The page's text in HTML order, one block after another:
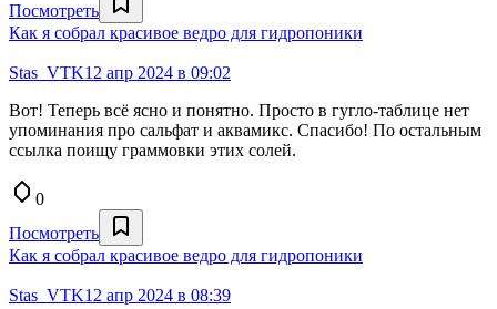
Посмотреть
Как я собрал красивое ведро для гидропоники
Stas_VTK12 апр 2024 в 09:02
Вот! Теперь всё ясно и понятно. Просто в гугло-таблице нет
упоминания про сальфат и аквамикс. Спасибо! По остальным
ссылка поищу граммовки этих солей.
0
Посмотреть
Как я собрал красивое ведро для гидропоники
Stas_VTK12 апр 2024 в 08:39